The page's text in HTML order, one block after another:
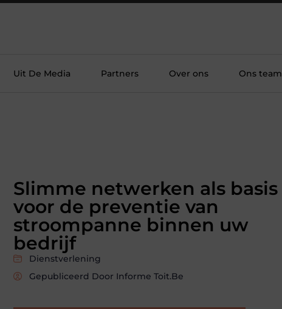
Uit De Media Partners Over ons Ons team
Slimme netwerken als basis
voor de preventie van
stroompanne binnen uw
bedrijf
Dienstverlening
Gepubliceerd Door Informe Toit.be